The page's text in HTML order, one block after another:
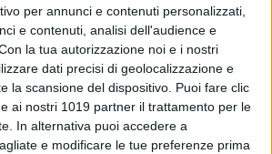
per annunci e contenuti personalizzati,
e contenuti, analisi dell'audience e
la tua autorizzazione noi e i nostri
dati precisi di geolocalizzazione e
la scansione del dispositivo. Puoi fare clic
ai nostri 1019 partner il trattamento per le
In alternativa puoi accedere a
e modificare le tue preferenze prima